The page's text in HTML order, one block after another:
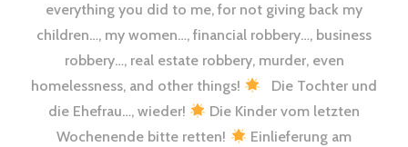
everything you did to me, for not giving back my
children…, my women…, financial robbery…, business
robbery…, real estate robbery, murder, even
homelessness, and other things!
Die Tochter und
die Ehefrau…, wieder!
Die Kinder vom letzten
Wochenende bitte retten!
Einlieferung am